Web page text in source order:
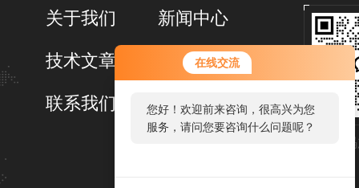
在线交流
您好！欢迎前来咨询，很高兴为您
服务，请问您要咨询什么问题呢？
扫
关于我们 新闻中心
技术文章 在线留言
联系我们